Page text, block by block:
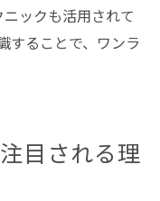
ックも活用されて
することで、ワンラ
目される理